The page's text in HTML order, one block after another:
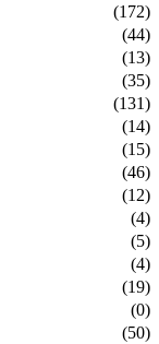
(172)
(44)
(13)
(35)
(131)
(14)
(15)
(46)
(12)
(4)
(5)
(4)
(19)
(0)
(50)